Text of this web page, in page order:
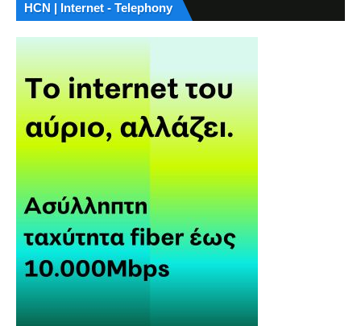
HCN | Internet - Telephony